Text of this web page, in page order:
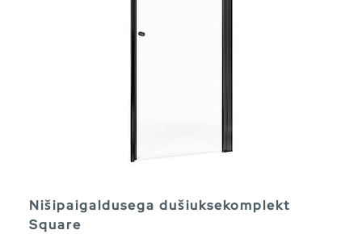
Nišipaigaldusega dušiuksekomplekt
Square